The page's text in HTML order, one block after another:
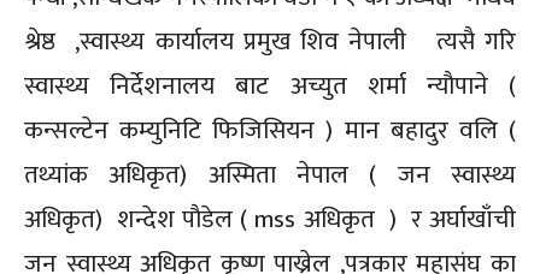
श्रेष्ठ ,स्वास्थ्य कार्यालय प्रमुख शिव नेपाली त्यसै गरि
स्वास्थ्य निर्देशनालय बाट अच्युत शर्मा न्याैपाने (
कन्सल्टेन कम्युनिटि फिजिसियन ) मान बहादुर वलि (
तथ्यांक अधिकृत) अस्मिता नेपाल ( जन स्वास्थ्य
अधिकृत) शन्देश पाैडेल ( mss अधिकृत ) र अर्घाखाँची
जन स्वास्थ्य अधिकृत कृष्ण पाख्रेल ,पत्रकार महासंघ का